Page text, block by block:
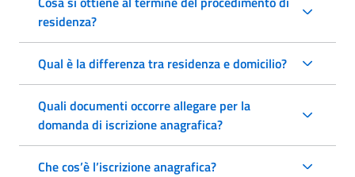
residenza?
Qual è la differenza tra residenza e domicilio?
Quali documenti occorre allegare per la
domanda di iscrizione anagrafica?
Che cos’è l’iscrizione anagrafica?